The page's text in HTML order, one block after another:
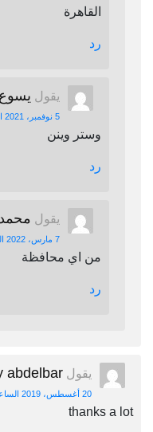
القاهرة
رد
يقول يسوع
5 نوفمبر، 2021 الساعة 10:21 م
وستر وينن
رد
يقول
7 مارس، 2022 الساعة 7:22 م
من اي محافظة
رد
يقول abdelbar
20 أغسطس، 2019 الساعة 11:23 ص
thanks a lot